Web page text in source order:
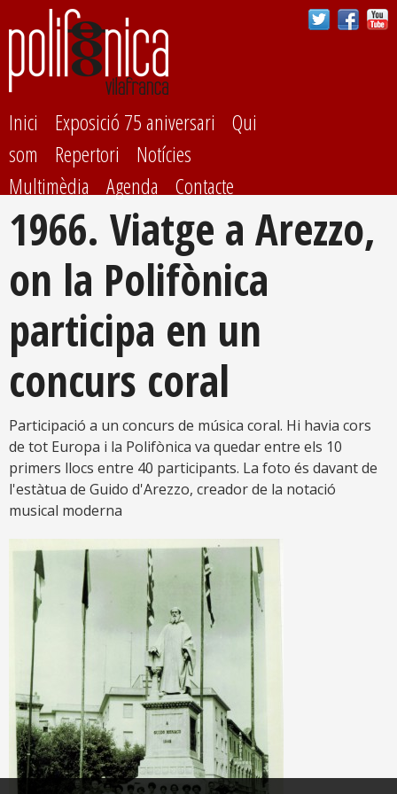
contingut
Inici Exposició 75 aniversari
Qui
som
Repertori
Notícies
Multimèdia
Agenda Contacte
1966. Viatge a Arezzo,
on la Polifònica
participa en un
concurs coral
Participació a un concurs de música coral. Hi havia cors
de tot Europa i la Polifònica va quedar entre els 10
primers llocs entre 40 participants. La foto és davant de
l'estàtua de Guido d'Arezzo, creador de la notació
musical moderna